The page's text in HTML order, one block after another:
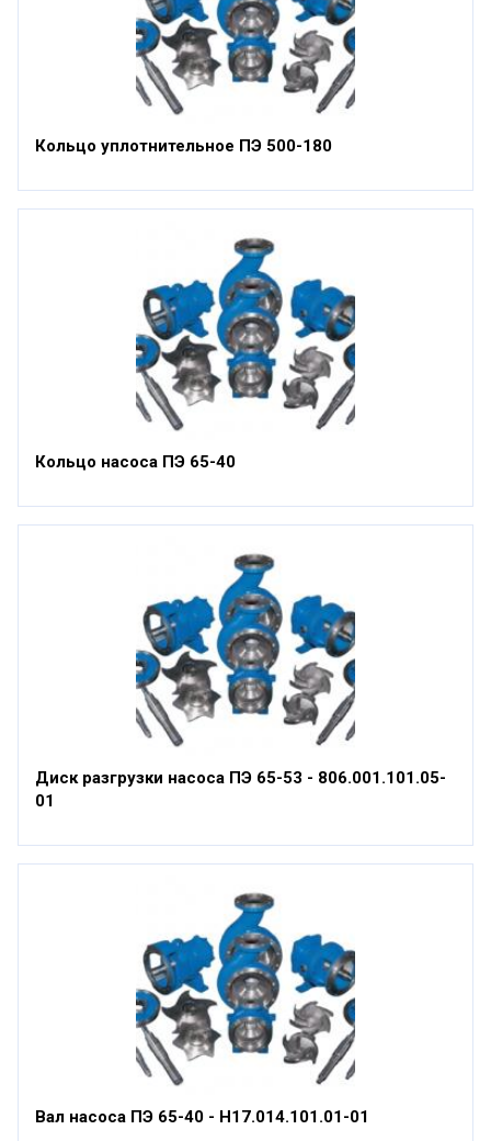
Кольцо уплотнительное ПЭ 500-180
Кольцо насоса ПЭ 65-40
Диск разгрузки насоса ПЭ 65-53 - 806.001.101.05-
01
Вал насоса ПЭ 65-40 - Н17.014.101.01-01